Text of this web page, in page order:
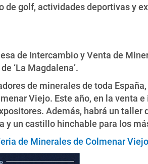
de golf, actividades deportivas y
de Intercambio y Venta de
‘La Magdalena’.
de minerales de toda
Viejo. Este año, en la venta
Además, habrá un taller
y un castillo hinchable para los
de Minerales de Colmenar Viejo